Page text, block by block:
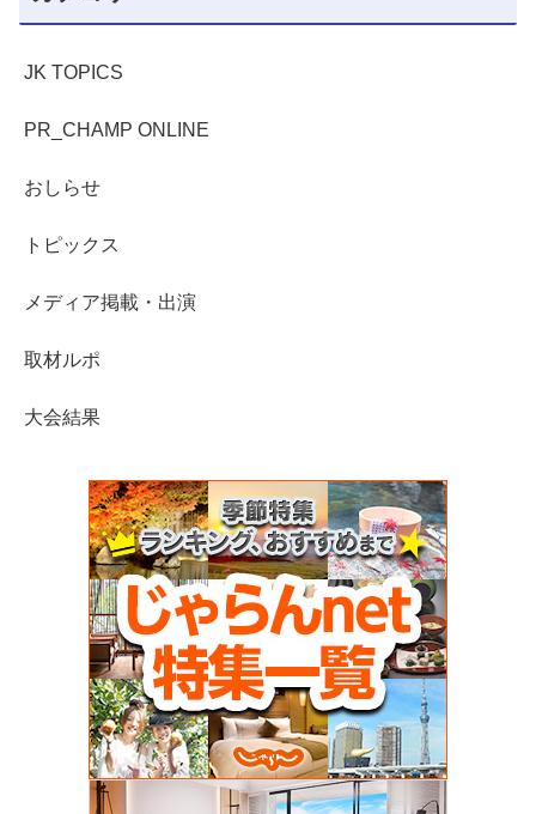
JK TOPICS
PR_CHAMP ONLINE
おしらせ
トピックス
メディア掲載・出演
取材ルポ
大会結果